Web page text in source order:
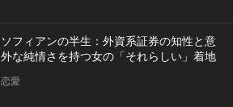
ソフィアンの半生：外資系証券の知性と意
外な純情さを持つ女の「それらしい」着地
恋愛